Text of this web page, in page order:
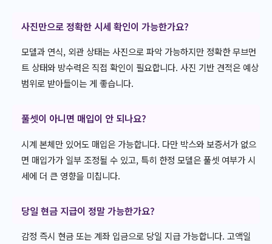
사진만으로 정확한 시세 확인이 가능한가요?
모델과 연식, 외관 상태는 사진으로 파악 가능하지만 정확한 무브먼
트 상태와 방수력은 직접 확인이 필요합니다. 사진 기반 견적은 예상
범위로 받아들이는 게 좋습니다.
풀셋이 아니면 매입이 안 되나요?
시계 본체만 있어도 매입은 가능합니다. 다만 박스와 보증서가 없으
면 매입가가 일부 조정될 수 있고, 특히 한정 모델은 풀셋 여부가 시
세에 더 큰 영향을 미칩니다.
당일 현금 지급이 정말 가능한가요?
감정 즉시 현금 또는 계좌 입금으로 당일 지급 가능합니다. 고액일